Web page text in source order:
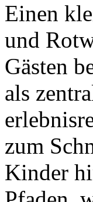
Einen
und
Gästen
als
zum
Kinder